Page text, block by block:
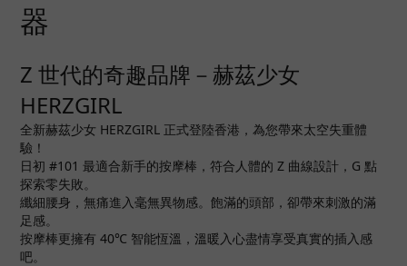
器
Z 世代的奇趣品牌－赫茲少女
HERZGIRL
全新赫茲少女 HERZGIRL 正式登陸香港，為您帶來太空失重體
驗！
日初 #101 最適合新手的按摩棒，符合人體的 Z 曲線設計，G 點
探索零失敗。
纖細腰身，無痛進入毫無異物感。飽滿的頭部，卻帶來刺激的滿
足感。
按摩棒更擁有 40℃ 智能恆溫，溫暖入心盡情享受真實的插入感
吧。